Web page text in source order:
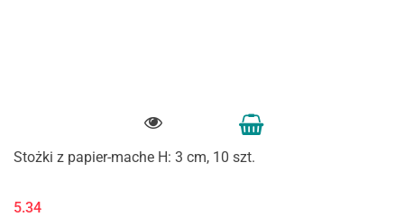
Stożki z papier-mache H: 3 cm, 10 szt.
5.34